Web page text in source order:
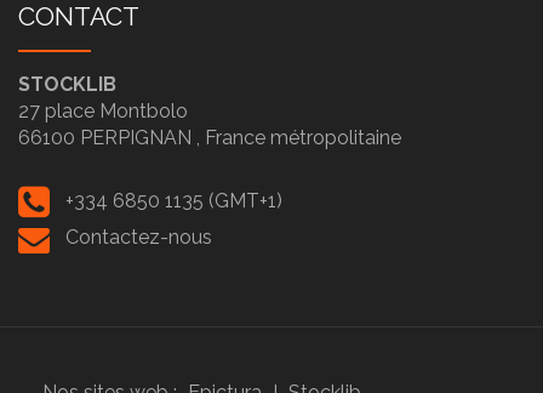
CONTACT
STOCKLIB
27 place Montbolo
66100 PERPIGNAN , France métropolitaine
+334 6850 1135 (GMT+1)
Contactez-nous